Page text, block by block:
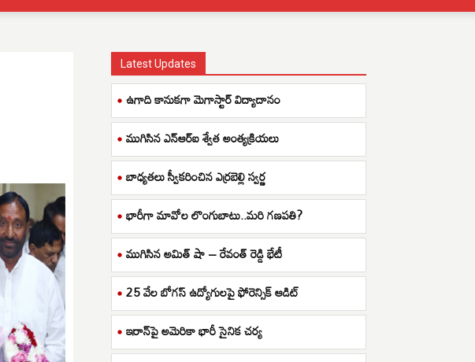
Latest Updates
ఉగాది కానుకగా మెగాస్టార్ విద్యాదానం
ముగిసిన ఎన్ఆర్ఐ శ్వేత అంత్యక్రియలు
బాధ్యతలు స్వీకరించిన ఎర్రబెల్లి స్వర్ణ
భారీగా మావోల లొంగుబాటు..మరి గణపతి?
ముగిసిన అమిత్ షా – రేవంత్ రెడ్డి భేటీ
25 వేల బోగస్ ఉద్యోగులపై ఫోరెన్సిక్ ఆడిట్
ఇరాన్‌పై అమెరికా భారీ సైనిక చర్య